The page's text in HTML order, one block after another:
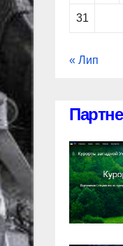
31
« Лип